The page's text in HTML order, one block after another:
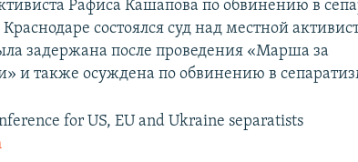
Рафиса Кашапова по обвинению в
состоялся суд над местной
задержана после проведения «Марша за
и также осуждена по обвинению в
for US, EU and Ukraine separatists